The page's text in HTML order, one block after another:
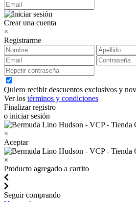
Crear una cuenta
×
Registrarme
Quiero recibir descuentos exclusivos y
Ver los términos y condiciones
Finalizar registro
o iniciar sesión
×
Aceptar
×
Producto agregado a carrito
Seguir comprando